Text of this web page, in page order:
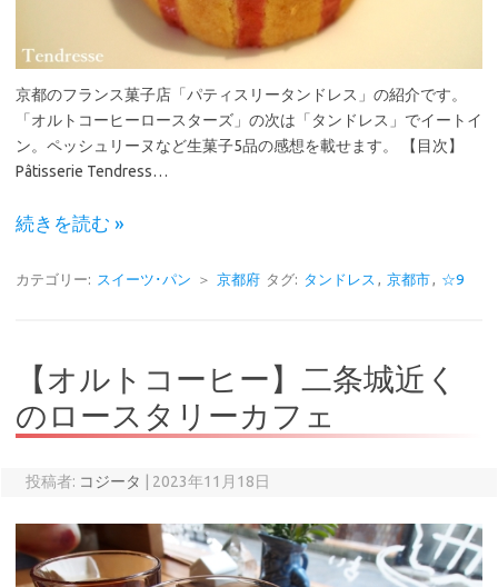
京都のフランス菓子店「パティスリータンドレス」の紹介です。
「オルトコーヒーロースターズ」の次は「タンドレス」でイートイ
ン。ペッシュリーヌなど生菓子5品の感想を載せます。 【目次】
Pâtisserie Tendress…
続きを読む »
カテゴリー: スイーツ･パン ＞ 京都府 タグ: タンドレス , 京都市, ☆9
【オルトコーヒー】二条城近く
のロースタリーカフェ
投稿者: コジータ 2023年11月18日